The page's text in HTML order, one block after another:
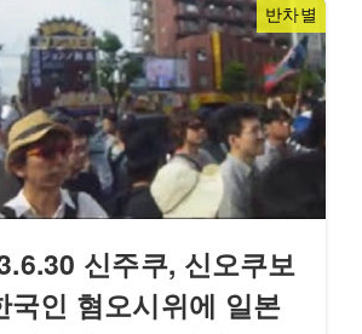
반차별
신주쿠, 신오쿠보
국인 혐오시위에 일본